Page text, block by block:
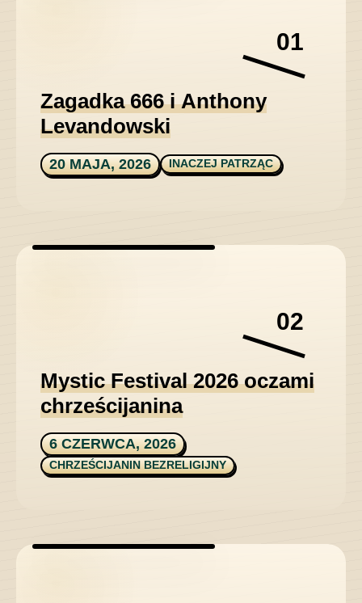
01
Zagadka 666 i Anthony
Levandowski
20 MAJA, 2026 INACZEJ PATRZĄC
02
Mystic Festival 2026 oczami
chrześcijanina
6 CZERWCA, 2026
CHRZEŚCIJANIN BEZRELIGIJNY